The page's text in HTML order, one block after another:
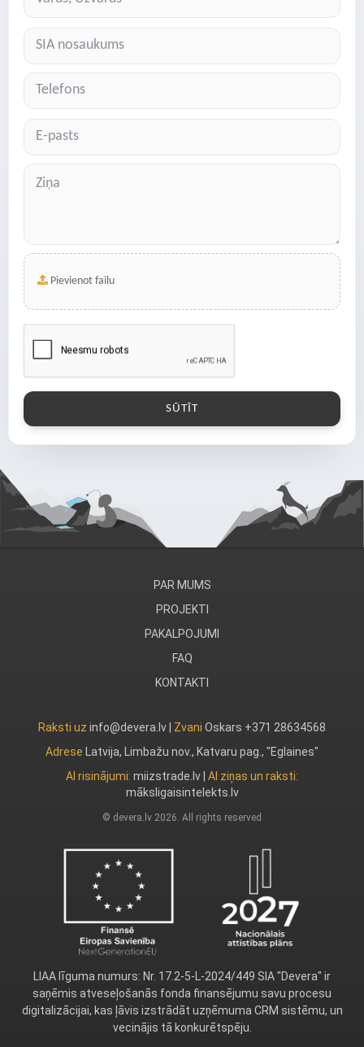
Pievienot failu
PAR MUMS
PROJEKTI
PAKALPOJUMI
FAQ
KONTAKTI
Raksti uz info@devera.lv | Zvani Oskars +371 28634568
Adrese
Latvija, Limbažu nov., Katvaru pag., "Eglaines"
AI risinājumi: miizstrade.lv AI ziņas un raksti:
māksligaisintelekts.lv
© devera.lv 2026. All rights reserved
LIAA līguma numurs: Nr. 17.2-5-L-2024/449 SIA "Devera" ir
saņēmis atveseļošanās fonda finansējumu savu procesu
digitalizācijai, kas ļāvis izstrādāt uzņēmuma CRM sistēmu, un
vecinājis tā konkurētspēju.